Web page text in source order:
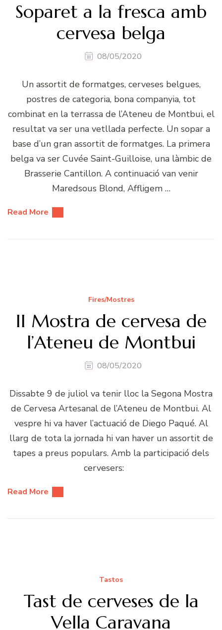
Soparet a la fresca amb
cervesa belga
08/05/2020
Un assortit de formatges, cerveses belgues,
postres de categoria, bona companyia, tot
combinat en la terrassa de l’Ateneu de Montbui, el
resultat va ser una vetllada perfecte. Un sopar a
base d’un gran assortit de formatges. La primera
belga va ser Cuvée Saint-Guilloise, una làmbic de
Brasserie Cantillon. A continuació van venir
Maredsous Blond, Affligem …
Read More
Fires/Mostres
II Mostra de cervesa de
l’Ateneu de Montbui
08/05/2020
Dissabte 9 de juliol va tenir lloc la Segona Mostra
de Cervesa Artesanal de l’Ateneu de Montbui. Al
vespre hi va haver l’actuació de Diego Paqué. Al
llarg de tota la jornada hi van haver un assortit de
tapes a preus populars. Amb la participació dels
cervesers:
Read More
Tastos
Tast de cerveses de la
Vella Caravana